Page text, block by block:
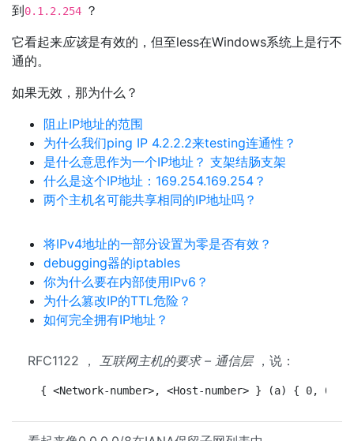
到0.1.2.254 ？
它看起来应该是有效的，但至less在Windows系统上是行不
通的。
如果无效，那为什么？
阻止IP地址的范围
为什么我们ping IP 4.2.2.2来testing连通性？
是什么意思作为一个IP地址？ 支架结肠支架
什么是这个IP地址：169.254.169.254？
两个主机名可能共享相同的IP地址吗？
将IPv4地址的一部分设置为零是否有效？
debugging器的iptables
你为什么要在内部使用IPv6？
为什么篡改IP的TTL危险？
如何完全拥有IP地址？
RFC1122 ， 互联网主机的要求 – 通信层，说：
{ <Network-number>, <Host-number> } (a) { 0,